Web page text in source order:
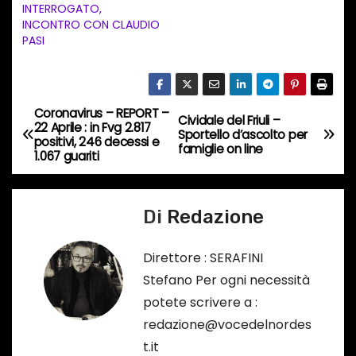
i
n
r
s
o
…
INTERROGATO,
INCONTRO CON CLAUDIO
PASI
N
a
v
Cividale del Friuli –
Sportello d’ascolto per
famiglie on line
Coronavirus – REPORT –
22 Aprile : in Fvg 2.817
positivi, 246 decessi e
1.067 guariti
Di Redazione
Direttore : SERAFINI
Stefano Per ogni necessità
potete scrivere a :
redazione@vocedelnordes
t.it